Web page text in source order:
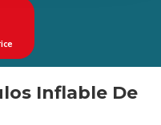
Inflable De